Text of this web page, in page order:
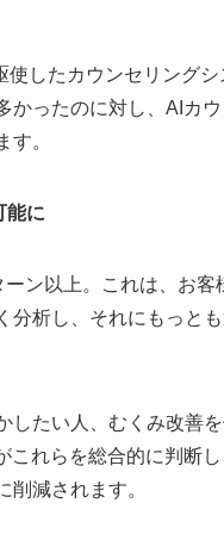
したカウンセリング
かったのに対し、AIカ
す。
能に
ン以上。これは、お
分析し、それにもっと
したい人、むくみ改善
これらを総合的に判断
削減されます。